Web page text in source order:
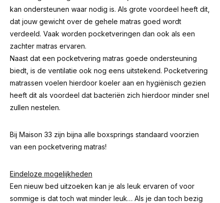
kan ondersteunen waar nodig is. Als grote voordeel heeft dit,
dat jouw gewicht over de gehele matras goed wordt
verdeeld. Vaak worden pocketveringen dan ook als een
zachter matras ervaren.
Naast dat een pocketvering matras goede ondersteuning
biedt, is de ventilatie ook nog eens uitstekend. Pocketvering
matrassen voelen hierdoor koeler aan en hygiënisch gezien
heeft dit als voordeel dat bacteriën zich hierdoor minder snel
zullen nestelen.
Bij Maison 33 zijn bijna alle boxsprings standaard voorzien
van een pocketvering matras!
Eindeloze mogelijkheden
Een nieuw bed uitzoeken kan je als leuk ervaren of voor
sommige is dat toch wat minder leuk… Als je dan toch bezig